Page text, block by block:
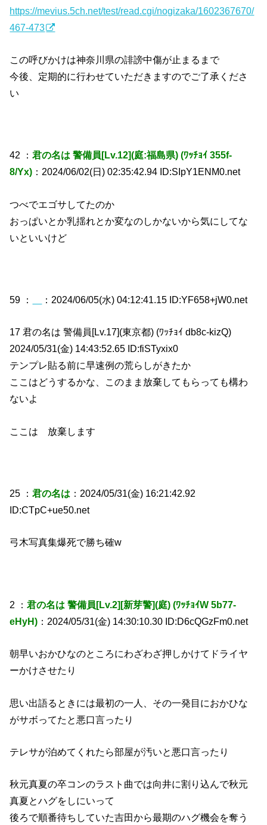
https://mevius.5ch.net/test/read.cgi/nogizaka/1602367670/
467-473
この呼びかけは神奈川県の誹謗中傷が止まるまで
今後、定期的に行わせていただきますのでご了承くださ
い
42 ：君の名は 警備員[Lv.12](庭:福島県) (ﾜｯﾁｮｲ 355f-
8/Yx) ：2024/06/02(日) 02:35:42.94 ID:SIpY1ENM0.net
つべでエゴサしてたのか
おっぱいとか乳揺れとか変なのしかないから気にしてな
いといいけど
59 ： ：2024/06/05(水) 04:12:41.15 ID:YF658+jW0.net
17 君の名は 警備員[Lv.17](東京都) (ﾜｯﾁｮｲ db8c-kizQ)
2024/05/31(金) 14:43:52.65 ID:fiSTyxix0
テンプレ貼る前に早速例の荒らしがきたか
ここはどうするかな、このまま放棄してもらっても構わ
ないよ
ここは 放棄します
25 ：君の名は ：2024/05/31(金) 16:21:42.92
ID:CTpC+ue50.net
弓木写真集爆死で勝ち確w
2 ：君の名は 警備員[Lv.2][新芽警](庭) (ﾜｯﾁｮｲW 5b77-
eHyH) ：2024/05/31(金) 14:30:10.30 ID:D6cQGzFm0.net
朝早いおかひなのところにわざわざ押しかけてドライヤ
ーかけさせたり
思い出語るときには最初の一人、その一発目におかひな
がサボってたと悪口言ったり
テレサが泊めてくれたら部屋が汚いと悪口言ったり
秋元真夏の卒コンのラスト曲では向井に割り込んで秋元
真夏とハグをしにいって
後ろで順番待ちしていた吉田から最期のハグ機会を奪う